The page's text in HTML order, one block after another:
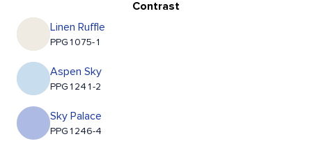
Contrast
Linen Ruffle
PPG1075-1
Aspen Sky
PPG1241-2
Sky Palace
PPG1246-4